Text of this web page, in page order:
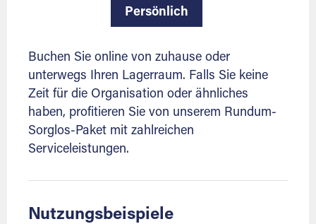
Persönlich
Buchen Sie online von zuhause oder
unterwegs Ihren Lagerraum. Falls Sie keine
Zeit für die Organisation oder ähnliches
haben, profitieren Sie von unserem Rundum-
Sorglos-Paket mit zahlreichen
Serviceleistungen.
Nutzungsbeispiele